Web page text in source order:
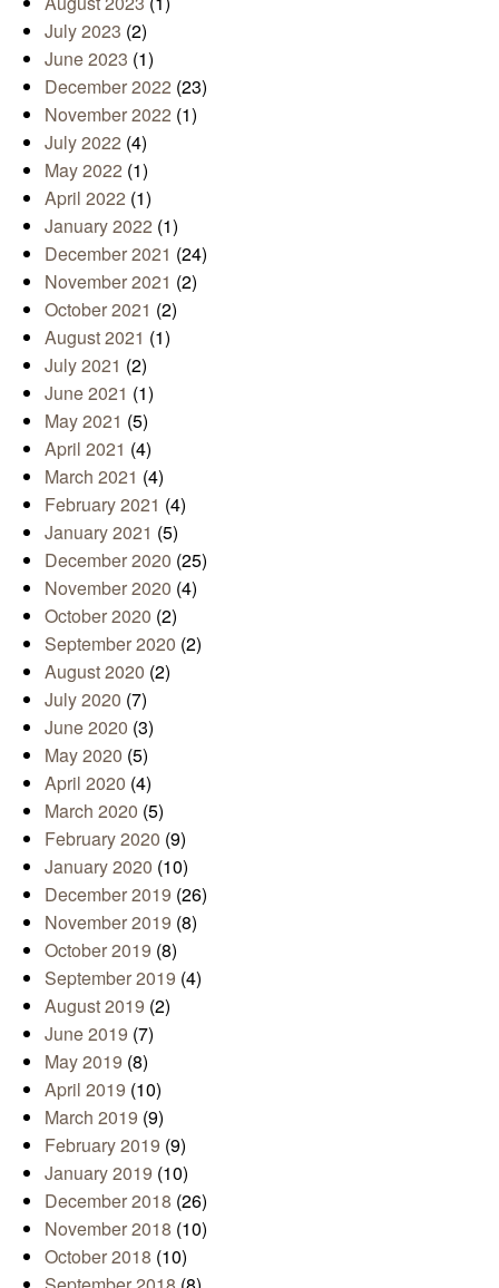
July 2023 (2)
June 2023 (1)
December 2022 (23)
November 2022 (1)
July 2022 (4)
May 2022 (1)
April 2022 (1)
January 2022 (1)
December 2021 (24)
November 2021 (2)
October 2021 (2)
August 2021 (1)
July 2021 (2)
June 2021 (1)
May 2021 (5)
April 2021 (4)
March 2021 (4)
February 2021 (4)
January 2021 (5)
December 2020 (25)
November 2020 (4)
October 2020 (2)
September 2020 (2)
August 2020 (2)
July 2020 (7)
June 2020 (3)
May 2020 (5)
April 2020 (4)
March 2020 (5)
February 2020 (9)
January 2020 (10)
December 2019 (26)
November 2019 (8)
October 2019 (8)
September 2019 (4)
August 2019 (2)
June 2019 (7)
May 2019 (8)
April 2019 (10)
March 2019 (9)
February 2019 (9)
January 2019 (10)
December 2018 (26)
November 2018 (10)
October 2018 (10)